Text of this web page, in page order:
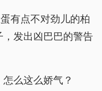
有点不对劲儿的柏
发出凶巴巴的警告
么这么娇气？